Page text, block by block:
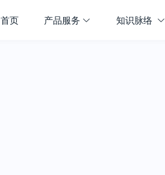
首页 产品服务 知识脉络